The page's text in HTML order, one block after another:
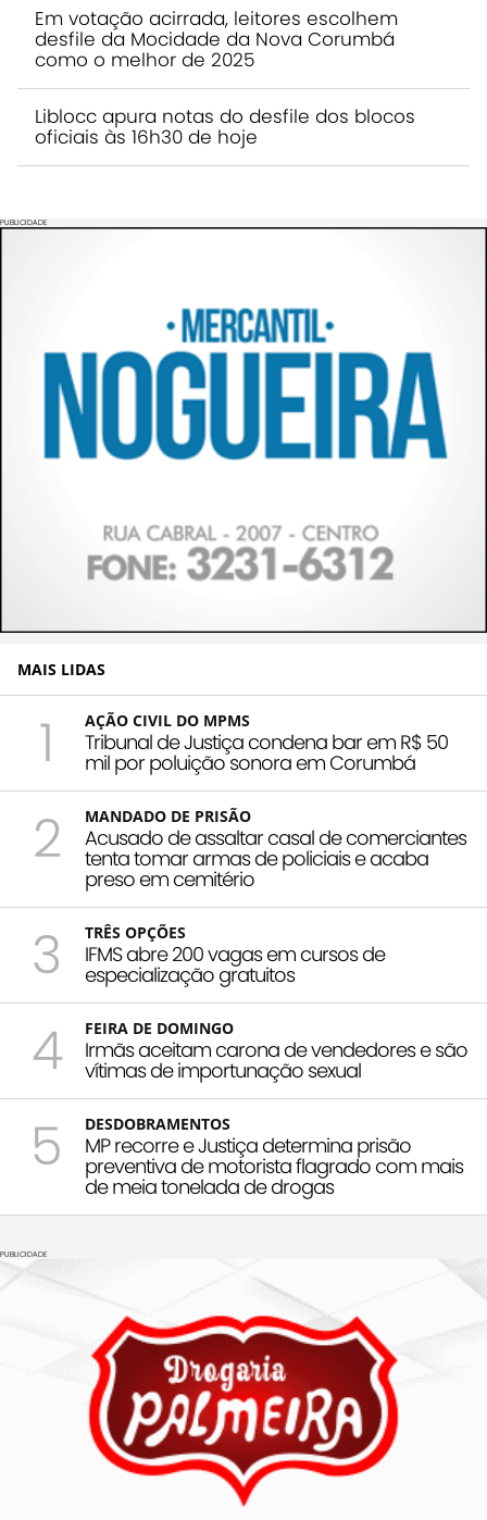
Em votação acirrada, leitores escolhem
desfile da Mocidade da Nova Corumbá
como o melhor de 2025
Liblocc apura notas do desfile dos blocos
oficiais às 16h30 de hoje
PUBLICIDADE
MAIS LIDAS
1 AÇÃO CIVIL DO MPMS
Tribunal de Justiça condena bar em R$ 50
mil por poluição sonora em Corumbá
2 MANDADO DE PRISÃO
Acusado de assaltar casal de comerciantes
tenta tomar armas de policiais e acaba
preso em cemitério
3 TRÊS OPÇÕES
IFMS abre 200 vagas em cursos de
especialização gratuitos
4 FEIRA DE DOMINGO
Irmãs aceitam carona de vendedores e são
vítimas de importunação sexual
5 DESDOBRAMENTOS
MP recorre e Justiça determina prisão
preventiva de motorista flagrado com mais
de meia tonelada de drogas
PUBLICIDADE